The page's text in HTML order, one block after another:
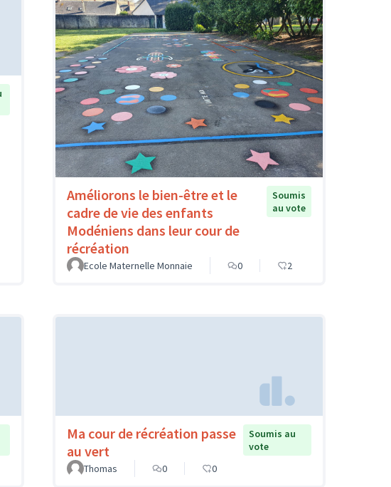
Améliorons le bien-être et le
cadre de vie des enfants
Modéniens dans leur cour de
récréation
Soumis
au vote
Ecole Maternelle Monnaie 0 2
Ma cour de récréation passe
au vert
Soumis au
vote
Thomas
0 0